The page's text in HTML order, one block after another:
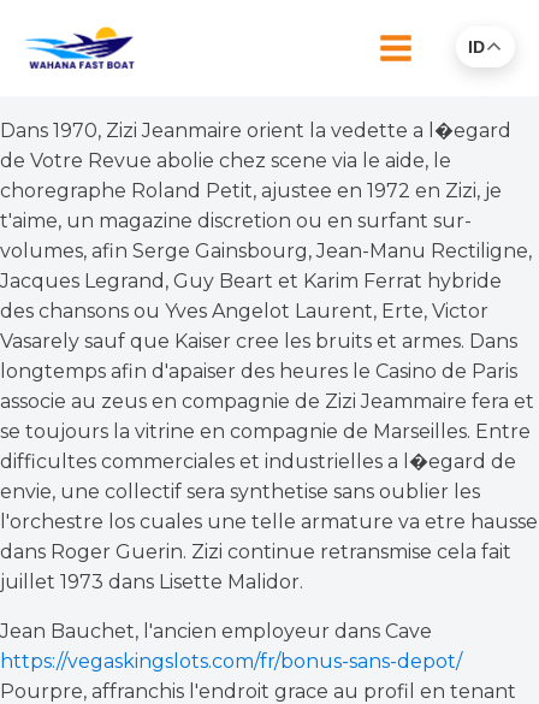
ID
Dans 1970, Zizi Jeanmaire orient la vedette a l�egard
de Votre Revue abolie chez scene via le aide, le
choregraphe Roland Petit, ajustee en 1972 en Zizi, je
t'aime, un magazine discretion ou en surfant sur-
volumes, afin Serge Gainsbourg, Jean-Manu Rectiligne,
Jacques Legrand, Guy Beart et Karim Ferrat hybride
des chansons ou Yves Angelot Laurent, Erte, Victor
Vasarely sauf que Kaiser cree les bruits et armes. Dans
longtemps afin d'apaiser des heures le Casino de Paris
associe au zeus en compagnie de Zizi Jeammaire fera et
se toujours la vitrine en compagnie de Marseilles. Entre
difficultes commerciales et industrielles a l�egard de
envie, une collectif sera synthetise sans oublier les
l'orchestre los cuales une telle armature va etre hausse
dans Roger Guerin. Zizi continue retransmise cela fait
juillet 1973 dans Lisette Malidor.
Jean Bauchet, l'ancien employeur dans Cave
https://vegaskingslots.com/fr/bonus-sans-depot/
Pourpre, affranchis l'endroit grace au profil en tenant